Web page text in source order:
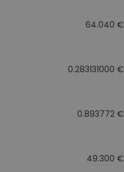
64.040 €
0.283131000 €
0.893772 €
49.300 €